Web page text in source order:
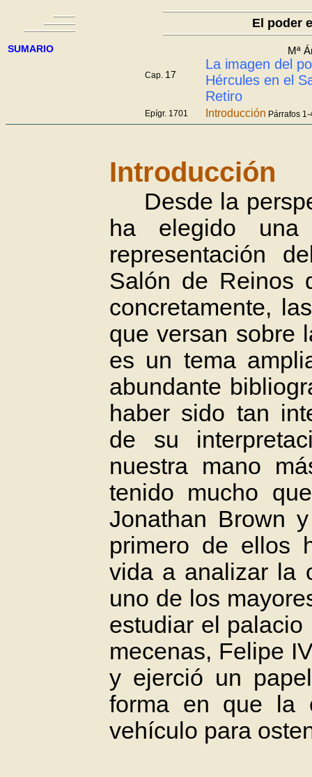
El poder
SUMARIO
Cap. 17
Mª
La imagen del
Hércules en el
Retiro
Epígr. 1701 Introducción Párrafos
Introducción
Desde la
ha elegido una
representación
Salón de Reinos
concretamente,
que versan sobre
es un tema
abundante
haber sido tan
de su
nuestra mano
tenido mucho
Jonathan Brown
primero de ellos
vida a analizar la
uno de los
estudiar el
mecenas, Felipe
y ejerció un
forma en que la
vehículo para